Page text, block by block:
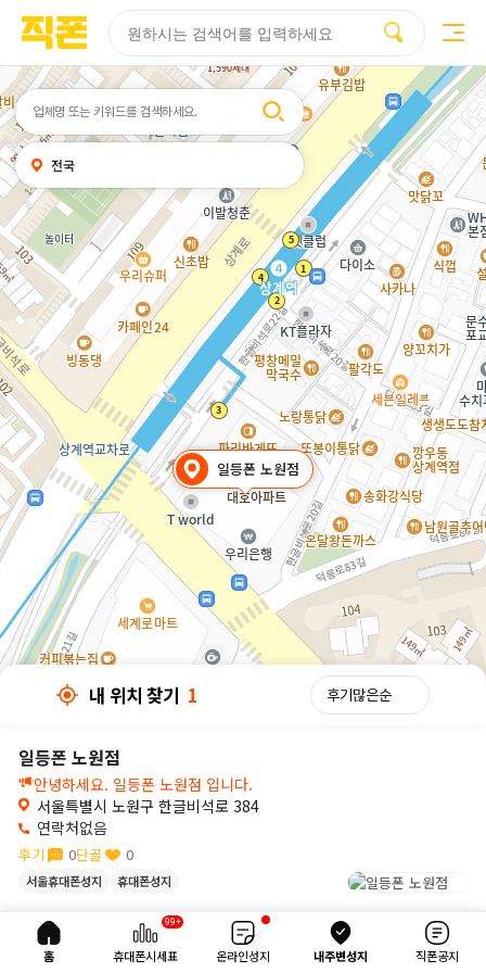
휴대폰성지시세표 성지커뮤니티
일등폰 노원점
검색어
내
위치
찾기
전국
내 위치 찾기 1
일등폰 노원점
안녕하세요. 일등폰 노원점 입니다.
서울특별시 노원구 한글비석로 384
연락처없음
후기 0단골 0
서울휴대폰성지 휴대폰성지
내 위치 찾기 1
페이지
코소프트
페이지
코소프트
페이지
코소프트
페이지
코소프트
홈
99+
휴대폰시세표 온라인성지 내주변성지 직폰공지